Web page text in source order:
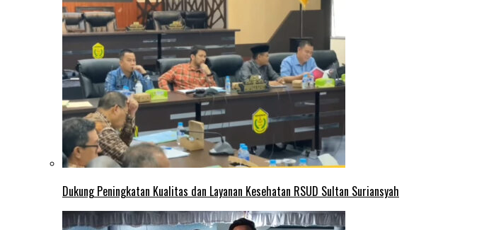
Dukung Peningkatan Kualitas dan Layanan Kesehatan RSUD Sultan Suriansyah